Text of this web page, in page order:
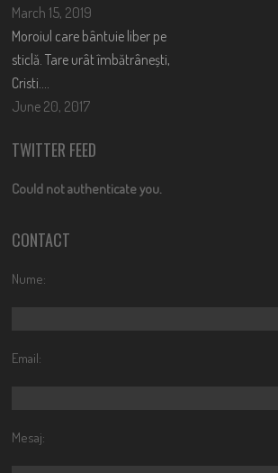
March 15, 2019
Moroiul care bântuie liber pe
sticlă. Tare urât îmbătrânești,
Cristi….
June 20, 2017
TWITTER FEED
Could not authenticate you.
CONTACT
Nume:
Email:
Mesaj: